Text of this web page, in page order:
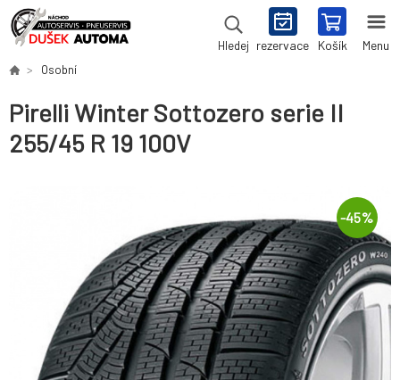
Hledej rezervace Košík Menu
Osobní
Pirelli Winter Sottozero serie II
255/45 R 19 100V
-45%